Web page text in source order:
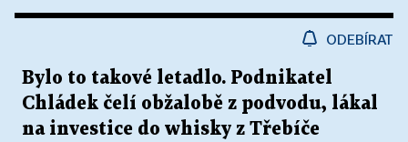
ODEBÍRAT
Bylo to takové letadlo. Podnikatel
Chládek čelí obžalobě z podvodu, lákal
na investice do whisky z Třebíče